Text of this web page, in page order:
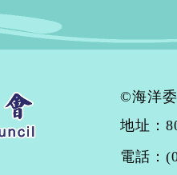
©海洋
地址：
電話：